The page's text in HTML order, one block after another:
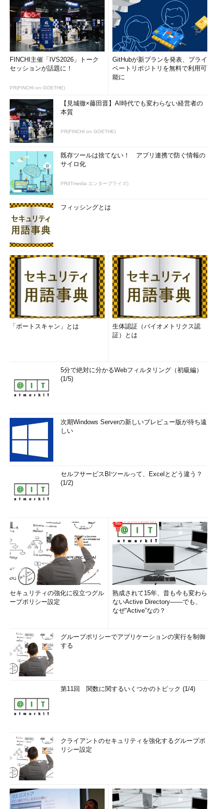
FINCHI主催「IVS2026」トーク
セッションが話題に！
PR(FINCHI on GOETHE)
GitHubが新プランを発表、プライ
ベートリポジトリを無料で利用可
能に
【見城徹×藤田晋】AI時代でも変わらない経営者の
本質
PR(FINCHI on GOETHE)
既存ツールは捨てない！ アプリ連携で防ぐ情報の
サイロ化
PR(ITmedia エンタープライズ)
フィッシングとは
「ポートスキャン」とは
生体認証（バイオメトリクス認
証）とは
5分で絶対に分かるWebフィルタリング（初級編）
(1/5)
次期Windows Serverの新しいプレビュー版が待ち遠
しい
セルフサービスBIツールって、Excelとどう違う？
(1/2)
セキュリティの強化に役立つグル
ープポリシー設定
熟成されて15年、昔も今も変わら
ないActive Directory――でも、
なぜ“Active”なの？
グループポリシーでアプリケーションの実行を制御
する
第11回 関数に関するいくつかのトピック (1/4)
クライアントのセキュリティを強化するグループポ
リシー設定